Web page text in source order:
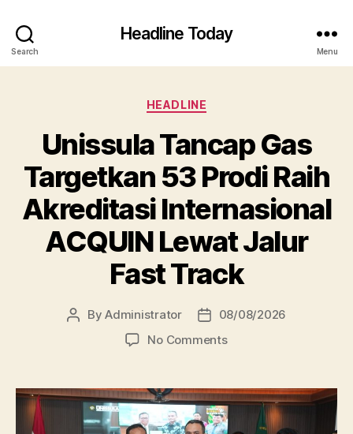
Search
Headline Today
Menu
Categories
HEADLINE
Unissula Tancap Gas
Targetkan 53 Prodi Raih
Akreditasi Internasional
ACQUIN Lewat Jalur
Fast Track
PostByAdministrator
Post08/08/2026
No Commentson
Gas
Targetkan
53